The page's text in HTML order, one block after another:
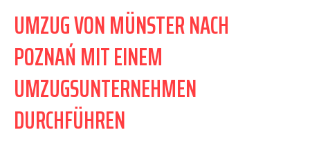
UMZUG VON MÜNSTER NACH
POZNAŃ MIT EINEM
UMZUGSUNTERNEHMEN
DURCHFÜHREN